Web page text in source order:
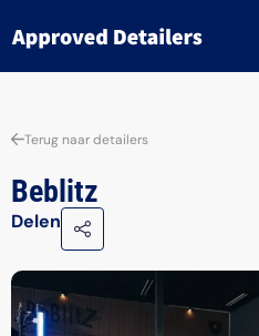
Terug naar detailers
Beblitz
Delen